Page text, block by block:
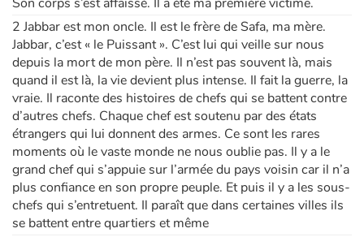
2 Jabbar est mon oncle. Il est le frère de Safa, ma mère.
Jabbar, c’est « le Puissant ». C’est lui qui veille sur nous
depuis la mort de mon père. Il n’est pas souvent là, mais
quand il est là, la vie devient plus intense. Il fait la guerre, la
vraie. Il raconte des histoires de chefs qui se battent contre
d’autres chefs. Chaque chef est soutenu par des états
étrangers qui lui donnent des armes. Ce sont les rares
moments où le vaste monde ne nous oublie pas. Il y a le
grand chef qui s’appuie sur l’armée du pays voisin car il n’a
plus confiance en son propre peuple. Et puis il y a les sous-
chefs qui s’entretuent. Il paraît que dans certaines villes ils
se battent entre quartiers et même